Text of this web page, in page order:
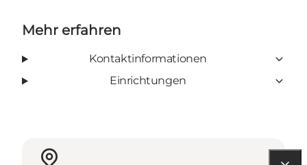
Mehr erfahren
Kontaktinformationen
Einrichtungen